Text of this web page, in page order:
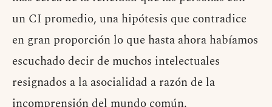
un CI promedio, una hipótesis que contradice
en gran proporción lo que hasta ahora habíamos
escuchado decir de muchos intelectuales
resignados a la asocialidad a razón de la